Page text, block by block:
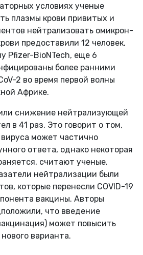
условиях ученые
плазмы крови привитых и
нейтрализовать омикрон-
предоставили 12 человек,
Pfizer-BioNTech, еще 6
более ранними
2 во время первой волны
Африке.
снижение нейтрализующей
в 41 раз. Это говорит о том,
может частично
ответа, однако некоторая
считают ученые.
нейтрализации были
которые перенесли COVID-19
вакцины. Авторы
что введение
может повысить
варианта.